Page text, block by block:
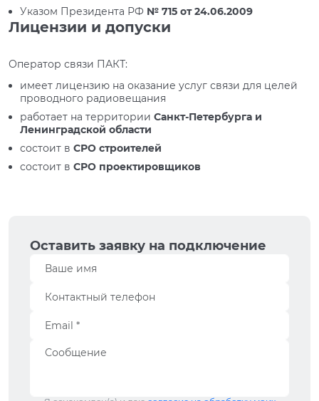
Указом Президента РФ № 715 от 24.06.2009
Лицензии и допуски
Оператор связи ПАКТ:
имеет лицензию на оказание услуг связи для целей
проводного радиовещания
работает на территории Санкт-Петербурга и
Ленинградской области
состоит в СРО строителей
состоит в СРО проектировщиков
Оставить заявку на подключение